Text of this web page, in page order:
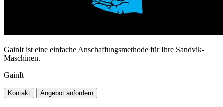
GainIt ist eine einfache Anschaffungsmethode für Ihre Sandvik-
Maschinen.
GainIt
Kontakt Angebot anfordern